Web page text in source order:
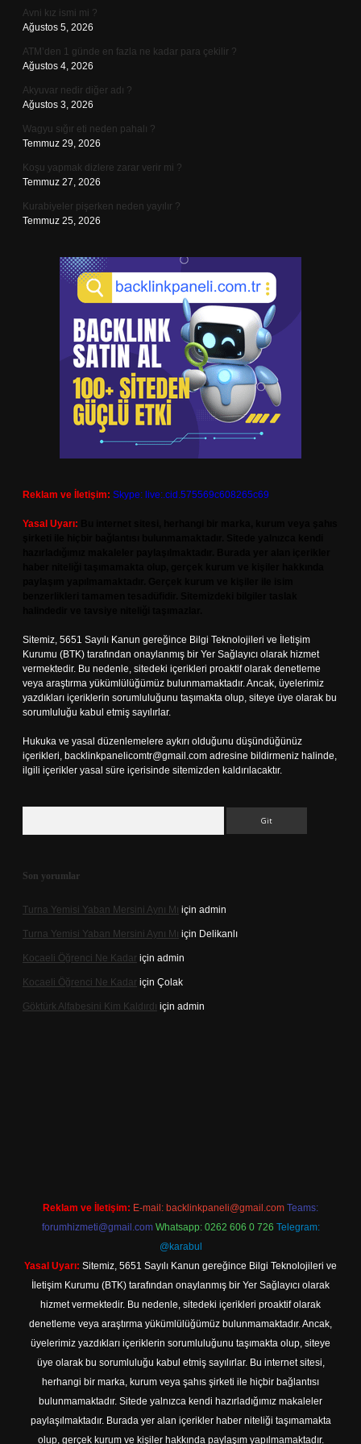
Avni kız ismi mi ?
Ağustos 5, 2026
ATM’den 1 günde en fazla ne kadar para çekilir ?
Ağustos 4, 2026
Akyuvar nedir diğer adı ?
Ağustos 3, 2026
Wagyu sığır eti neden pahalı ?
Temmuz 29, 2026
Koşu yapmak dizlere zarar verir mi ?
Temmuz 27, 2026
Kurabiyeler pişerken neden yayılır ?
Temmuz 25, 2026
Reklam ve İletişim: Skype: live:.cid.575569c608265c69
Yasal Uyarı:
Sitemiz, 5651 Sayılı Kanun gereğince Bilgi Teknolojileri ve İletişim
Kurumu (BTK) tarafından onaylanmış bir Yer Sağlayıcı olarak hizmet
vermektedir. Bu nedenle, sitedeki içerikleri proaktif olarak denetleme
veya araştırma yükümlülüğümüz bulunmamaktadır. Ancak, üyelerimiz
yazdıkları içeriklerin sorumluluğunu taşımakta olup, siteye üye olarak bu
sorumluluğu kabul etmiş sayılırlar.
Hukuka ve yasal düzenlemelere aykırı olduğunu düşündüğünüz
içerikleri, backlinkpanelicomtr@gmail.com adresine bildirmeniz halinde,
ilgili içerikler yasal süre içerisinde sitemizden kaldırılacaktır.
Son yorumlar
Turna Yemisi Yaban Mersini Aynı Mı için admin
Turna Yemisi Yaban Mersini Aynı Mı için Delikanlı
Kocaeli Öğrenci Ne Kadar için admin
Kocaeli Öğrenci Ne Kadar için Çolak
Göktürk Alfabesini Kim Kaldırdı için admin
Reklam ve İletişim: E-mail: backlinkpaneli@gmail.com Teams:
forumhizmeti@gmail.com Whatsapp: 0262 606 0 726 Telegram:
@karabul
Yasal Uyarı: Sitemiz, 5651 Sayılı Kanun gereğince Bilgi Teknolojileri ve
İletişim Kurumu (BTK) tarafından onaylanmış bir Yer Sağlayıcı olarak
hizmet vermektedir. Bu nedenle, sitedeki içerikleri proaktif olarak
denetleme veya araştırma yükümlülüğümüz bulunmamaktadır. Ancak,
üyelerimiz yazdıkları içeriklerin sorumluluğunu taşımakta olup, siteye
üye olarak bu sorumluluğu kabul etmiş sayılırlar. Bu internet sitesi,
herhangi bir marka, kurum veya şahıs şirketi ile hiçbir bağlantısı
bulunmamaktadır. Sitede yalnızca kendi hazırladığımız makaleler
paylaşılmaktadır. Burada yer alan içerikler haber niteliği taşımamakta
olup, gerçek kurum ve kişiler hakkında paylaşım yapılmamaktadır.